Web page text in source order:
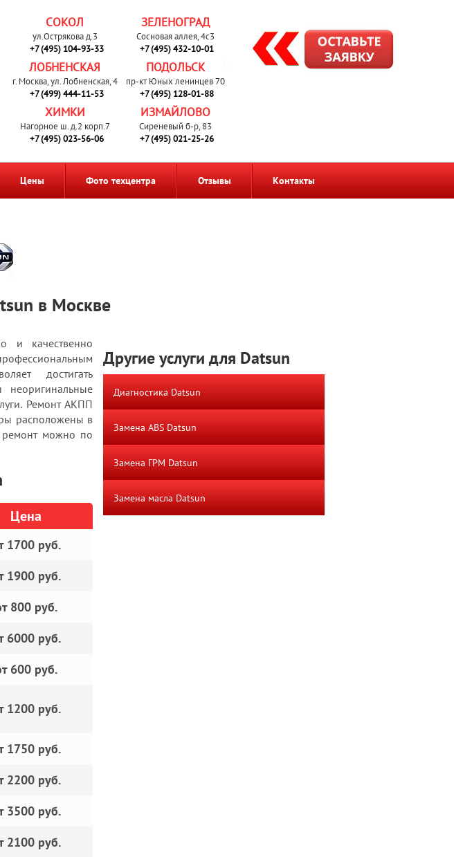
СОКОЛ
ул.Острякова д.3
+7 (495) 104-93-33
ЗЕЛЕНОГРАД
Сосновая аллея, 4с3
+7 (495) 432-10-01
ЛОБНЕНСКАЯ
г. Москва, ул. Лобненская, 4
+7 (499) 444-11-53
ПОДОЛЬСК
пр-кт Юных ленинцев 70
+7 (495) 128-01-88
ХИМКИ
Нагорное ш. д.2 корп.7
+7 (495) 023-56-06
ИЗМАЙЛОВО
Сиреневый б-р, 83
+7 (495) 021-25-26
Цены Фото техцентра Отзывы Контакты
в Москве
и качественно
достигать
неоригинальные
Ремонт АКПП
расположены в
ремонт можно по
Цена
1700 руб.
1900 руб.
800 руб.
6000 руб.
600 руб.
1200 руб.
1750 руб.
2200 руб.
3500 руб.
2100 руб.
Другие услуги для Datsun
Диагностика Datsun
Замена ABS Datsun
Замена ГРМ Datsun
Замена масла Datsun